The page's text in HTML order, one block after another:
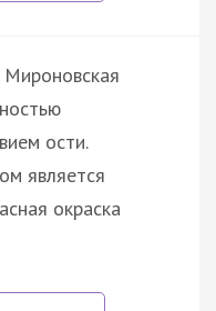
ости.
является
окраска